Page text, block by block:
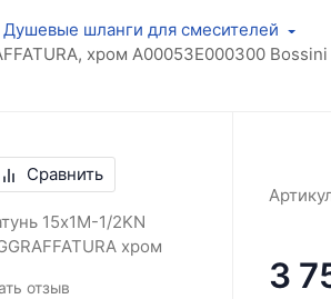
Душевые шланги для смесителей
хром A00053E000300 Bossini
Сравнить
15x1M-1/2KN
хром
отзыв 3